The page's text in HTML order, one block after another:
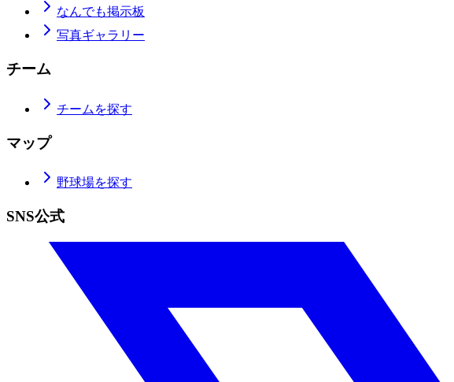
なんでも掲示板
写真ギャラリー
チーム
チームを探す
マップ
野球場を探す
SNS公式